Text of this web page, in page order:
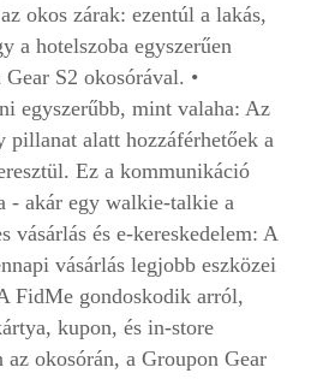
okos zárak: ezentúl a lakás,
a hotelszoba egyszerűen
S2 okosórával. •
egyszerűbb, mint valaha: Az
pillanat alatt hozzáférhetőek a
Ez a kommunikáció
- akár egy walkie-talkie a
vásárlás és e-kereskedelem: A
vásárlás legjobb eszközei
FidMe gondoskodik arról,
kupon, és in-store
az okosórán, a Groupon Gear